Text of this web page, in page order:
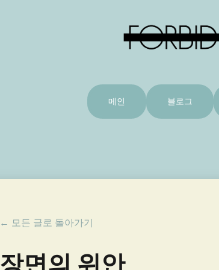
메인 블로그
← 모든 글로 돌아가기
장면의 위안